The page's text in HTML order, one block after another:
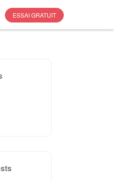
ESSAI GRATUIT